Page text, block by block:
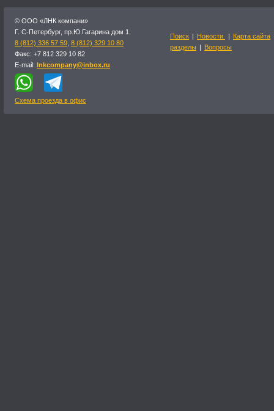
© OOO «ЛНК компани»
Г. С-Петербург, пр.Ю.Гагарина дом 1.
8 (812) 336 57 59 8 (812) 329 10 80
Факс: +7 812 329 10 82
E-mail: lnkcompany@inbox.ru
Схема проезда в офис
Поиск | Новости | Карта сайта
разделы | Вопросы